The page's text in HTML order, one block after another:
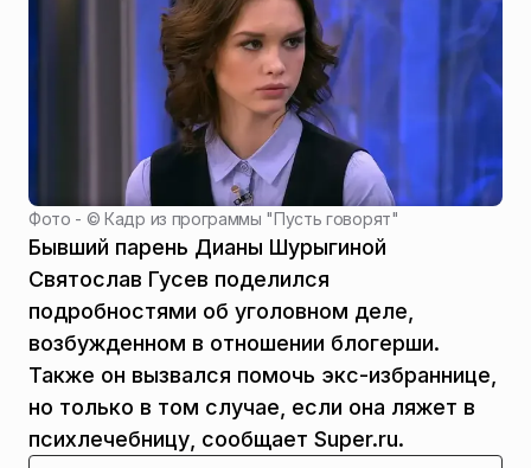
Фото - ©Кадр из программы "Пусть говорят"
Бывший парень Дианы Шурыгиной
Святослав Гусев поделился
подробностями об уголовном деле,
возбужденном в отношении блогерши.
Также он вызвался помочь экс-избраннице,
но только в том случае, если она ляжет в
психлечебницу, сообщает Super.ru.